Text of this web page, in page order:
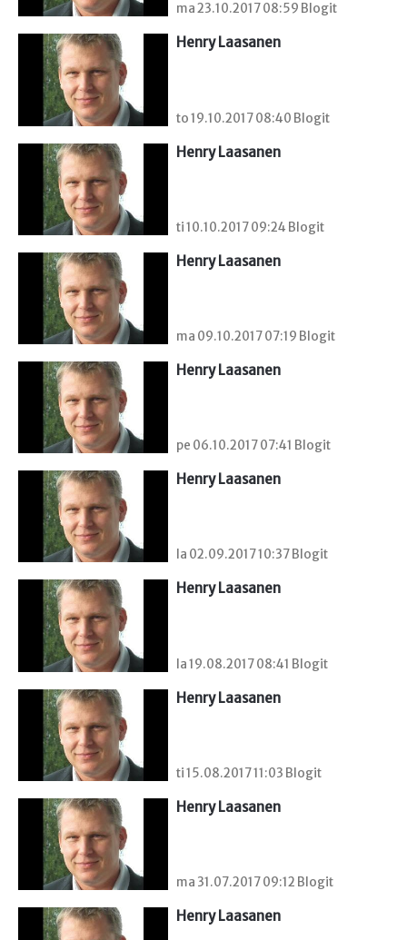
ma 23.10.2017 08:59 Blogit
Henry Laasanen
to 19.10.2017 08:40 Blogit
Henry Laasanen
ti 10.10.2017 09:24 Blogit
Henry Laasanen
ma 09.10.2017 07:19 Blogit
Henry Laasanen
pe 06.10.2017 07:41 Blogit
Henry Laasanen
la 02.09.2017 10:37 Blogit
Henry Laasanen
la 19.08.2017 08:41 Blogit
Henry Laasanen
ti 15.08.2017 11:03 Blogit
Henry Laasanen
ma 31.07.2017 09:12 Blogit
Henry Laasanen